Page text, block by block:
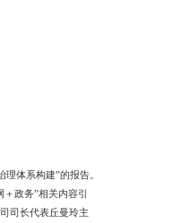
体系构建”的报告。
政务”相关内容引
司长代表丘曼玲主